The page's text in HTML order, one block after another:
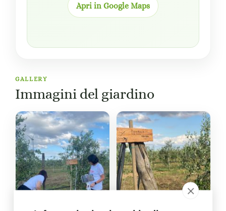
Apri in Google Maps
GALLERY
Immagini del giardino